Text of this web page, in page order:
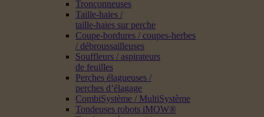
Tronçonneuses
Taille-haies /
taille-haies sur perche
Coupe-bordures / coupes-herbes
/ débroussailleuses
Souffleurs / aspirateurs
de feuilles
Perches élagueuses /
perches d’élagage
CombiSystème / MultiSystème
Tondeuses robots iMOW®